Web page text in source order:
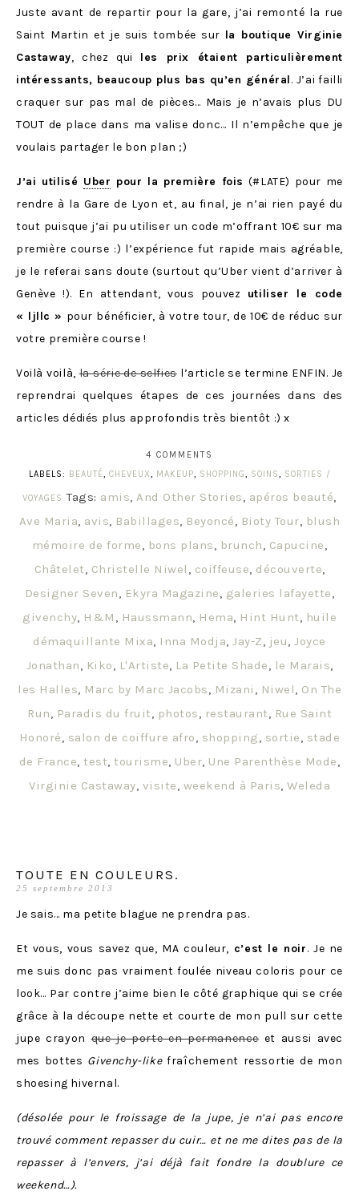
Juste avant de repartir pour la gare, j’ai remonté la rue
Saint Martin et je suis tombée sur la boutique Virginie
Castaway, chez qui les prix étaient particulièrement
intéressants, beaucoup plus bas qu’en général. J’ai failli
craquer sur pas mal de pièces… Mais je n’avais plus DU
TOUT de place dans ma valise donc… Il n’empêche que je
voulais partager le bon plan ;)
J’ai utilisé Uber pour la première fois (#LATE) pour me
rendre à la Gare de Lyon et, au final, je n’ai rien payé du
tout puisque j’ai pu utiliser un code m’offrant 10€ sur ma
première course :) l’expérience fut rapide mais agréable,
je le referai sans doute (surtout qu’Uber vient d’arriver à
Genève !). En attendant, vous pouvez utiliser le code
« ljllc » pour bénéficier, à votre tour, de 10€ de réduc sur
votre première course !
Voilà voilà,la série de selfiesl’article se termine ENFIN. Je
reprendrai quelques étapes de ces journées dans des
articles dédiés plus approfondis très bientôt :) x
4 COMMENTS
LABELS: BEAUTÉ CHEVEUX MAKEUP SHOPPING SOINS SORTIES /
VOYAGES Tags: amis And Other Stories apéros beauté
Ave Maria avis Babillages Beyoncé Bioty Tour
blush
mémoire de forme
bons plans brunch Capucine
Châtelet
Christelle Niwel coiffeuse découverte
Designer Seven
Ekyra Magazine galeries lafayette
givenchy H&M Haussmann Hema Hint Hunt
huile
démaquillante Mixa
Inna Modja ,Jay-Z jeu ,Joyce
Jonathan
Kiko L'Artiste La Petite Shade le Marais
les Halles
Marc by Marc Jacobs Mizani Niwel
On The
Run
Paradis du fruit photos restaurant
Rue Saint
Honoré
salon de coiffure afro shopping sortie
stade
de France ,test ,tourisme Uber Une Parenthèse Mode
Virginie Castaway visite weekend à Paris Weleda
TOUTE EN COULEURS.
25 septembre 2013
Je sais… ma petite blague ne prendra pas.
Et vous, vous savez que, MA couleur, c’est le noir. Je ne
me suis donc pas vraiment foulée niveau coloris pour ce
look… Par contre j’aime bien le côté graphique qui se crée
grâce à la découpe nette et courte de mon pull sur cette
jupe crayonque je porte en permanence et aussi avec
mes bottes Givenchy-likefraîchement ressortie de mon
shoesing hivernal.
(désolée pour le froissage de la jupe, je n’ai pas encore
trouvé comment repasser du cuir… et ne me dites pas de la
repasser à l’envers, j’ai déjà fait fondre la doublure ce
weekend…).